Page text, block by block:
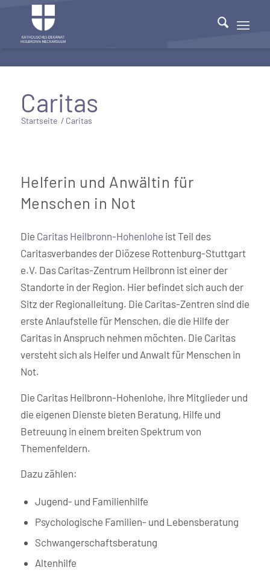
Caritas
Startseite / Caritas
Helferin und Anwältin für
Menschen in Not
Die Caritas Heilbronn-Hohenlohe ist Teil des
Caritasverbandes der Diözese Rottenburg-Stuttgart
e.V. Das Caritas-Zentrum Heilbronn ist einer der
Standorte in der Region. Hier befindet sich auch der
Sitz der Regionalleitung. Die Caritas-Zentren sind die
erste Anlaufstelle für Menschen, die die Hilfe der
Caritas in Anspruch nehmen möchten. Die Caritas
versteht sich als Helfer und Anwalt für Menschen in
Not.
Die Caritas Heilbronn-Hohenlohe, ihre Mitglieder und
die eigenen Dienste bieten Beratung, Hilfe und
Betreuung in einem breiten Spektrum von
Themenfeldern.
Dazu zählen:
Jugend- und Familienhilfe
Psychologische Familien- und Lebensberatung
Schwangerschaftsberatung
Altenhilfe